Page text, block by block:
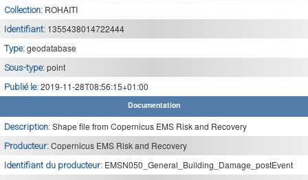
Collection: ROHAITI
Identifiant: 1355438014722444
Type: geodatabase
Sous-type: point
Publié le: 2019-11-28T08:56:15+01:00
Documentation
Description: Shape file from Copernicus EMS Risk and Recovery
Producteur: Copernicus EMS Risk and Recovery
Identifiant du producteur: EMSN050_General_Building_Damage_postEvent